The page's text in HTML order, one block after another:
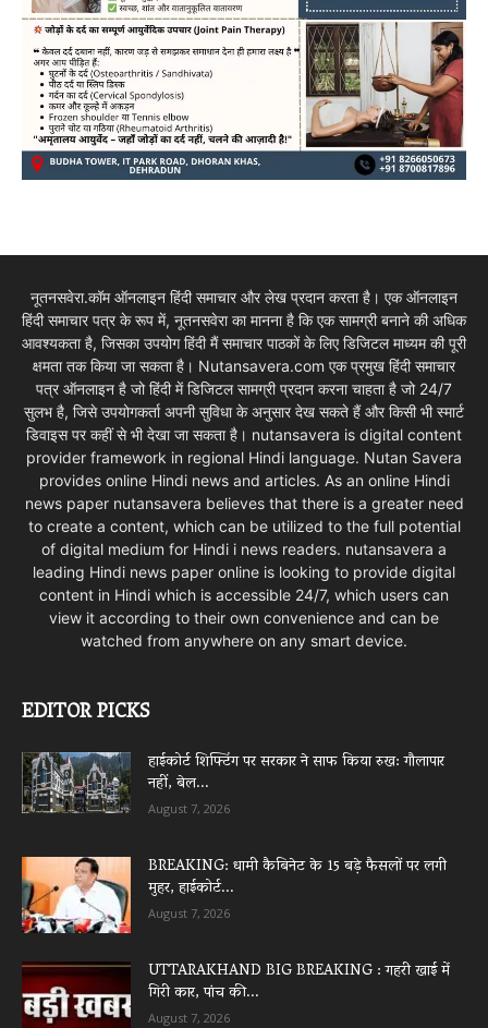
नूतनसवेरा.कॉम ऑनलाइन हिंदी समाचार और लेख प्रदान करता है। एक ऑनलाइन
हिंदी समाचार पत्र के रूप में, नूतनसवेरा का मानना है कि एक सामग्री बनाने की अधिक
आवश्यकता है, जिसका उपयोग हिंदी मैं समाचार पाठकों के लिए डिजिटल माध्यम की पूरी
क्षमता तक किया जा सकता है। Nutansavera.com एक प्रमुख हिंदी समाचार
पत्र ऑनलाइन है जो हिंदी में डिजिटल सामग्री प्रदान करना चाहता है जो 24/7
सुलभ है, जिसे उपयोगकर्ता अपनी सुविधा के अनुसार देख सकते हैं और किसी भी स्मार्ट
डिवाइस पर कहीं से भी देखा जा सकता है। nutansavera is digital content
provider framework in regional Hindi language. Nutan Savera
provides online Hindi news and articles. As an online Hindi
news paper nutansavera believes that there is a greater need
to create a content, which can be utilized to the full potential
of digital medium for Hindi i news readers. nutansavera a
leading Hindi news paper online is looking to provide digital
content in Hindi which is accessible 24/7, which users can
view it according to their own convenience and can be
watched from anywhere on any smart device.
EDITOR PICKS
हाईकोर्ट शिफ्टिंग पर सरकार ने साफ किया रुख: गौलापार
नहीं, बेल...
August 7, 2026
BREAKING: धामी कैबिनेट के 15 बड़े फैसलों पर लगी
मुहर, हाईकोर्ट...
August 7, 2026
UTTARAKHAND BIG BREAKING : गहरी खाई में
गिरी कार, पांच की...
August 7, 2026